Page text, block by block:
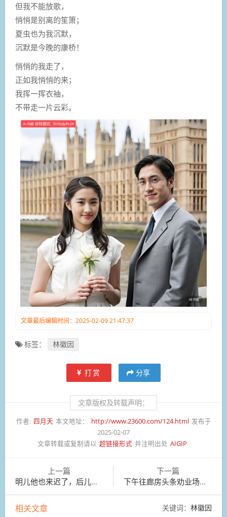
但我不能放歌，
悄悄是别离的笙箫；
夏虫也为我沉默，
沉默是今晚的康桥！
悄悄的我走了，
正如我悄悄的来；
我挥一挥衣袖，
不带走一片云彩。
文章最后编辑时间：2025-02-09 21:47:37
标签： 林徽因
打赏 分享
文章版权及转载声明：
作者: 四月天 本文地址： http://www.23600.com/124.html 发布于
2025-02-07
文章转载或复制请以 超链接形式 并注明出处 AIGIP
上一篇
明儿他也来迟了，后儿我也来迟了，将来都没有人了！
下一篇
下午往廊房头条劝业场理发
相关文章 关键词： 林徽因